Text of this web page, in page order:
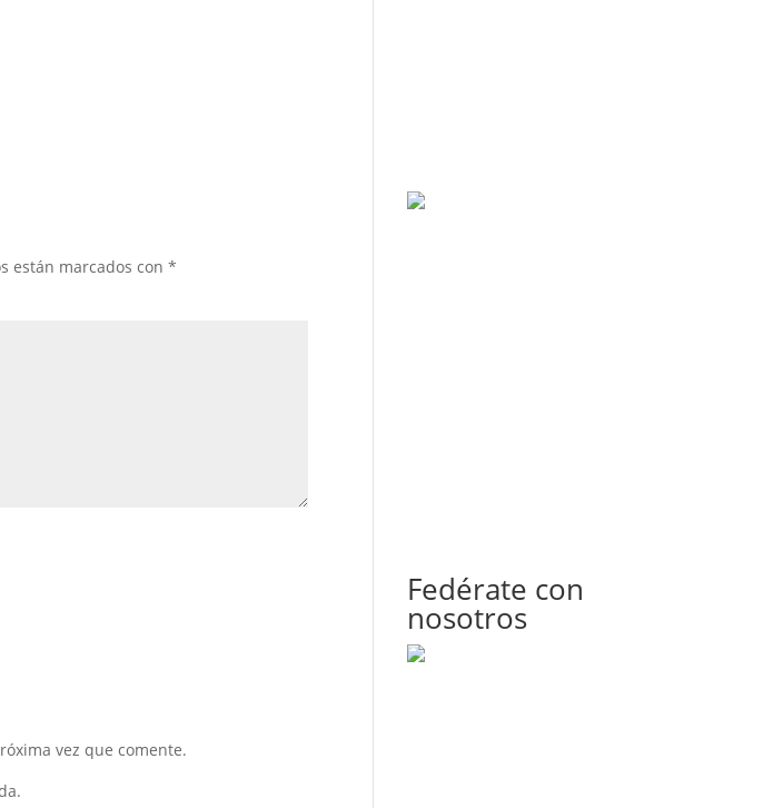
están marcados con*
vez que comente.
Fedérate con
nosotros